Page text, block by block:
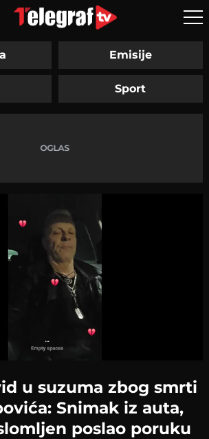
Emisije
Sport
u suzuma zbog smrti
Snimak iz auta,
poslao poruku